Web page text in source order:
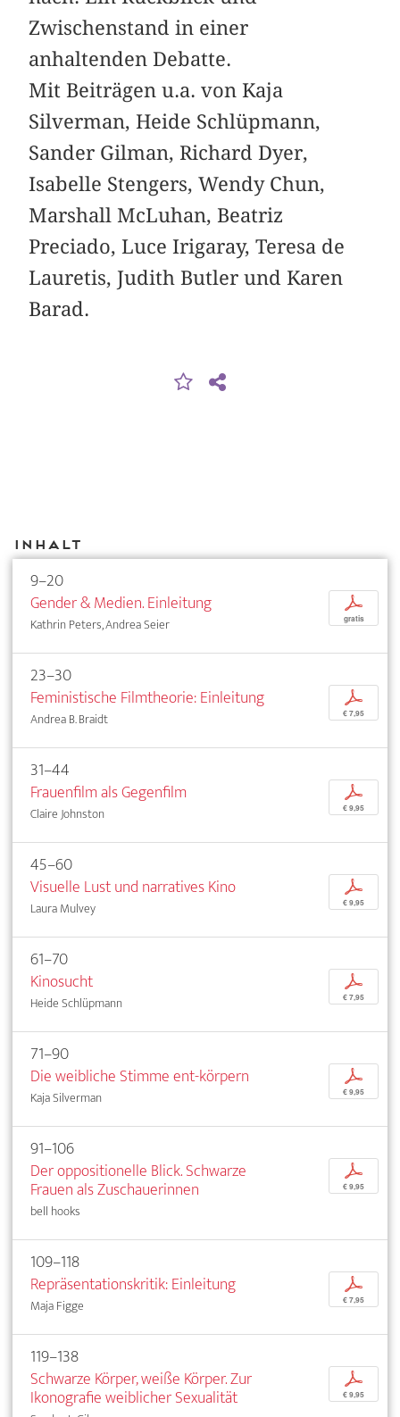
Zwischenstand in einer
anhaltenden Debatte.
Mit Beiträgen u.a. von Kaja
Silverman, Heide Schlüpmann,
Sander Gilman, Richard Dyer,
Isabelle Stengers, Wendy Chun,
Marshall McLuhan, Beatriz
Preciado, Luce Irigaray, Teresa de
Lauretis, Judith Butler und Karen
Barad.
Inhalt
9–20
Gender & Medien. Einleitung
Kathrin Peters, Andrea Seier
p
gratis
23–30
Feministische Filmtheorie: Einleitung
Andrea B. Braidt
p
€ 7,95
31–44
Frauenfilm als Gegenfilm
Claire Johnston
p
€ 9,95
45–60
Visuelle Lust und narratives Kino
Laura Mulvey
p
€ 9,95
61–70
Kinosucht
Heide Schlüpmann
p
€ 7,95
71–90
Die weibliche Stimme ent-körpern
Kaja Silverman
p
€ 9,95
91–106
Der oppositionelle Blick. Schwarze
Frauen als Zuschauerinnen
bell hooks
p
€ 9,95
109–118
Repräsentationskritik: Einleitung
Maja Figge
p
€ 7,95
119–138
Schwarze Körper, weiße Körper. Zur
Ikonografie weiblicher Sexualität
p
€ 9,95